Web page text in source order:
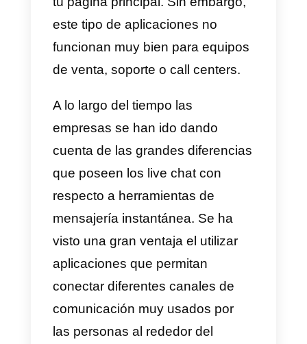
directamente desde el chat que
se encuentra en el sitio web.
tipo de aplicaciones tiene
limitaciones. Empezando porque
no tiene muchos canales de
atención populares como
WhatsApp o Telegram.
SmartSupp solo ofrece algunas
características adicionales como
ver el mapa de lo que hace el
web, captar clientes y atenderlos